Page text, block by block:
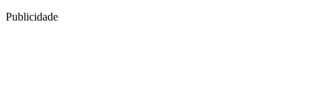
Publicidade